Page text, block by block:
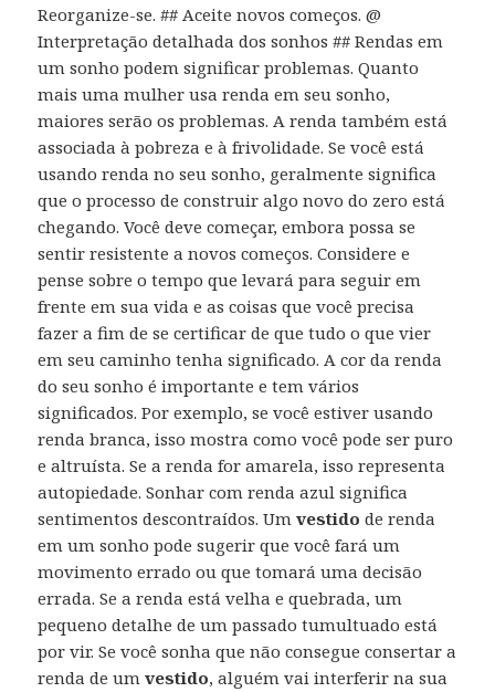
Reorganize-se. ## Aceite novos começos. @
Interpretação detalhada dos sonhos ## Rendas em
um sonho podem significar problemas. Quanto
mais uma mulher usa renda em seu sonho,
maiores serão os problemas. A renda também está
associada à pobreza e à frivolidade. Se você está
usando renda no seu sonho, geralmente significa
que o processo de construir algo novo do zero está
chegando. Você deve começar, embora possa se
sentir resistente a novos começos. Considere e
pense sobre o tempo que levará para seguir em
frente em sua vida e as coisas que você precisa
fazer a fim de se certificar de que tudo o que vier
em seu caminho tenha significado. A cor da renda
do seu sonho é importante e tem vários
significados. Por exemplo, se você estiver usando
renda branca, isso mostra como você pode ser puro
e altruísta. Se a renda for amarela, isso representa
autopiedade. Sonhar com renda azul significa
sentimentos descontraídos. Umvestido de renda
em um sonho pode sugerir que você fará um
movimento errado ou que tomará uma decisão
errada. Se a renda está velha e quebrada, um
pequeno detalhe de um passado tumultuado está
por vir. Se você sonha que não consegue consertar a
renda de umvestido, alguém vai interferir na sua